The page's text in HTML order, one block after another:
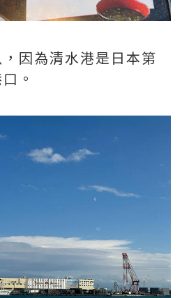
因為清水港是日本第
。